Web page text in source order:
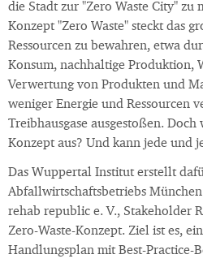
die Stadt zur "Zero Waste City" zu
Konzept "Zero Waste" steckt das
Ressourcen zu bewahren, etwa
Konsum, nachhaltige Produktion,
Verwertung von Produkten und
weniger Energie und Ressourcen
Treibhausgase ausgestoßen. Doch
Konzept aus? Und kann jede und
Das Wuppertal Institut erstellt
Abfallwirtschaftsbetriebs
rehab republic e. V., Stakeholder
Zero-Waste-Konzept. Ziel ist es,
Handlungsplan mit Best-Practice-